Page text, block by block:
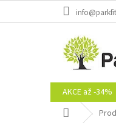
AKCE až -34%
Domů